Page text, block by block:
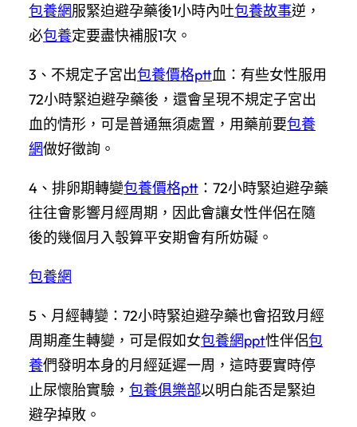
包養網服緊迫避孕藥後1小時內吐包養故事逆，
必包養定要盡快補服1次。
3、不規定子宮出包養價格ptt血：有些女性服用
72小時緊迫避孕藥後，還會呈現不規定子宮出
血的情形，可是普通無須處置，用藥前要包養
網做好徵詢。
4、排卵期轉變包養價格ptt ：72小時緊迫避孕藥
往往會影響月經周期，因此會讓女性伴侶在隨
後的幾個月入彀算平安期會有所妨礙。
包養網
5、月經轉變：72小時緊迫避孕藥也會招致月經
周期產生轉變，可是假如女包養網ppt性伴侶包
養們發明本身的月經延遲一周，這時要實時停
止尿懷胎實驗， 包養俱樂部以明白能否是緊迫
避孕掉敗。